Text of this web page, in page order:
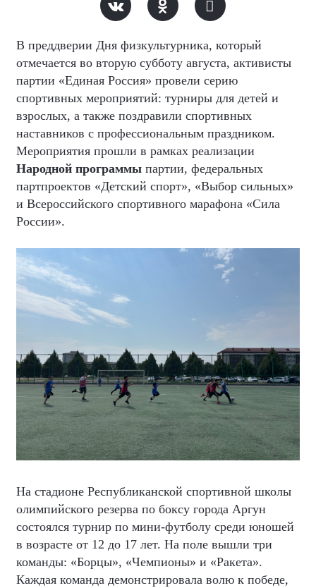
В преддверии Дня физкультурника, который
отмечается во вторую субботу августа, активисты
партии «Единая Россия» провели серию
спортивных мероприятий: турниры для детей и
взрослых, а также поздравили спортивных
наставников с профессиональным праздником.
Мероприятия прошли в рамках реализации
Народной программы партии, федеральных
партпроектов «Детский спорт», «Выбор сильных»
и Всероссийского спортивного марафона «Сила
России».
На стадионе Республиканской спортивной школы
олимпийского резерва по боксу города Аргун
состоялся турнир по мини-футболу среди юношей
в возрасте от 12 до 17 лет. На поле вышли три
команды: «Борцы», «Чемпионы» и «Ракета».
Каждая команда демонстрировала волю к победе,